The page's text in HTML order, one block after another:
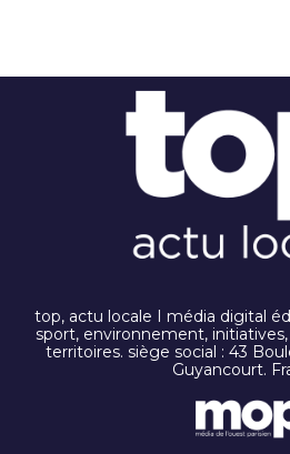
top, actu locale I média digital
sport, environnement,
territoires. siège social : 43
Guyancourt.